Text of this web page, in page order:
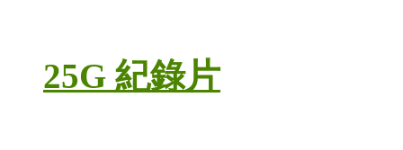
25G 紀錄片